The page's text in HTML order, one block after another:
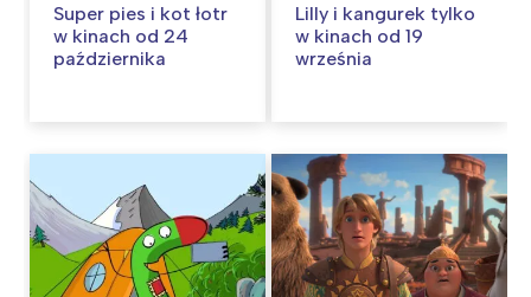
Super pies i kot łotr
w kinach od 24
października
Lilly i kangurek tylko
w kinach od 19
września